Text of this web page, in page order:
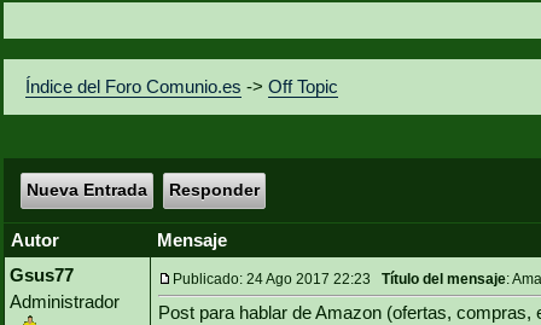
Índice del Foro Comunio.es ->Off Topic
Nueva Entrada Responder
Autor
Mensaje
Gsus77
Administrador
Publicado: 24 Ago 2017 22:23 Título del mensaje:
Post para hablar de Amazon (ofertas, compras,